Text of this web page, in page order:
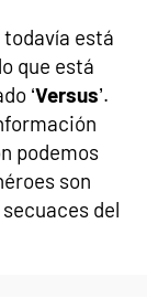
todavía está
que está
‘Versus’.
podemos
son
del